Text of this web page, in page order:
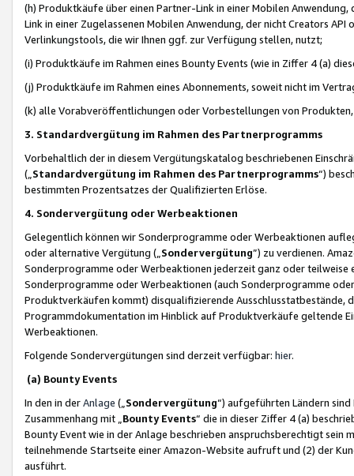
(h) Produktkäufe über einen Partner-Link in einer Mobilen
Link in einer Zugelassenen Mobilen Anwendung, der nicht Creators
Verlinkungstools, die wir Ihnen ggf. zur Verfügung stellen, nutzt;
(i) Produktkäufe im Rahmen eines Bounty Events (wie in Ziffer 4 (a)
(j) Produktkäufe im Rahmen eines Abonnements, soweit nicht im
(k) alle Vorabveröffentlichungen oder Vorbestellungen von
3. Standardvergütung im Rahmen des Partnerprogramms
Vorbehaltlich der in diesem Vergütungskatalog beschriebenen
(„ Standardvergütung im Rahmen des Partnerprogramms“)
bestimmten Prozentsatzes der Qualifizierten Erlöse.
4. Sondervergütung oder Werbeaktionen
Gelegentlich können wir Sonderprogramme oder Werbeaktionen
oder alternative Vergütung („ Sondervergütung”) zu verdienen.
Sonderprogramme oder Werbeaktionen jederzeit ganz oder
Sonderprogramme oder Werbeaktionen (auch Sonderprogramme
Produktverkäufen kommt) disqualifizierende Ausschlusstatbestände,
Programmdokumentation im Hinblick auf Produktverkäufe geltende
Werbeaktionen.
Folgende Sondervergütungen sind derzeit verfügbar: hier.
(a) Bounty Events
In den in derAnlage („ Sondervergütung“) aufgeführten Ländern
Zusammenhang mit „ Bounty Events“ die in dieser Ziffer 4 (a)
Bounty Event wie in der Anlage beschrieben anspruchsberechtigt sein
teilnehmende Startseite einer Amazon-Website aufruft und (2) der
ausführt.